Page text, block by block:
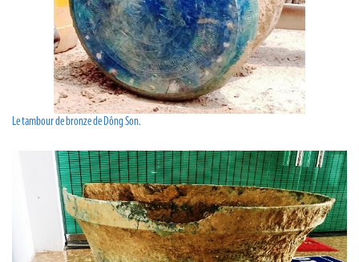
Le tambour de bronze de Dông Son.